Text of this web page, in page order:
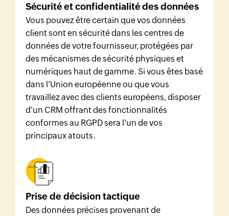
Sécurité et confidentialité des données
Vous pouvez être certain que vos données
client sont en sécurité dans les centres de
données de votre fournisseur, protégées par
des mécanismes de sécurité physiques et
numériques haut de gamme. Si vous êtes basé
dans l'Union européenne ou que vous
travaillez avec des clients européens, disposer
d'un CRM offrant des fonctionnalités
conformes au RGPD sera l'un de vos
principaux atouts.
Prise de décision tactique
Des données précises provenant de